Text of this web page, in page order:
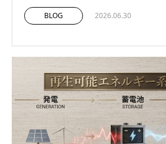
BLOG 2026.06.30